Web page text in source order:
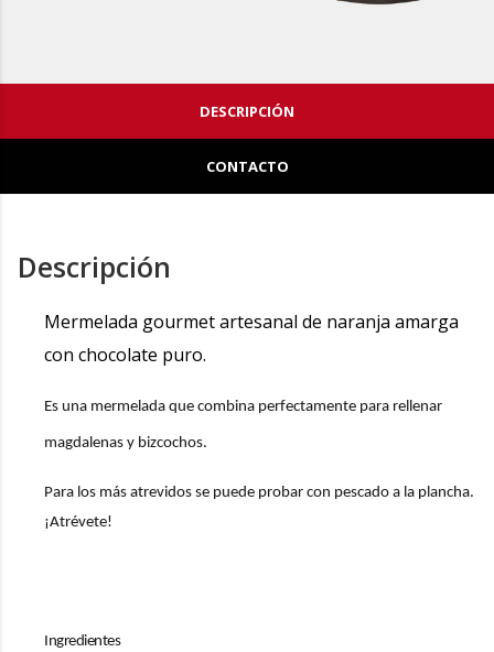
DESCRIPCIÓN
CONTACTO
Descripción
Mermelada gourmet artesanal de naranja amarga
con chocolate puro.
Es una mermelada que combina perfectamente para rellenar
magdalenas y bizcochos.
Para los más atrevidos se puede probar con pescado a la plancha.
¡Atrévete!
Ingredientes